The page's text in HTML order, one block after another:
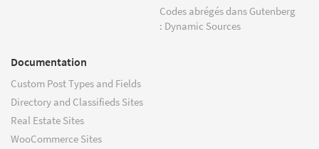
Codes abrégés dans Gutenberg
: Dynamic Sources
Documentation
Custom Post Types and Fields
Directory and Classifieds Sites
Real Estate Sites
WooCommerce Sites